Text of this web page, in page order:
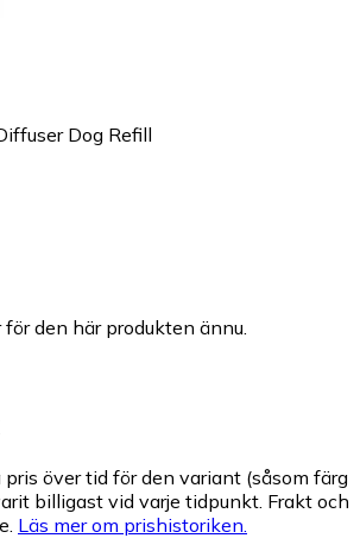
Dog Refill
den här produkten ännu.
över tid för den variant (såsom färg
billigast vid varje tidpunkt. Frakt och
Läs mer om prishistoriken.